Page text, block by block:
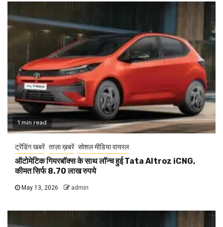
1 min read
ट्रेंडिंग खबरें ताज़ा ख़बरें सोशल मीडिया वायरल
ऑटोमेटिक गियरबॉक्स के साथ लॉन्च हुई Tata Altroz iCNG,
कीमत सिर्फ 8.70 लाख रुपये
May 13, 2026 admin